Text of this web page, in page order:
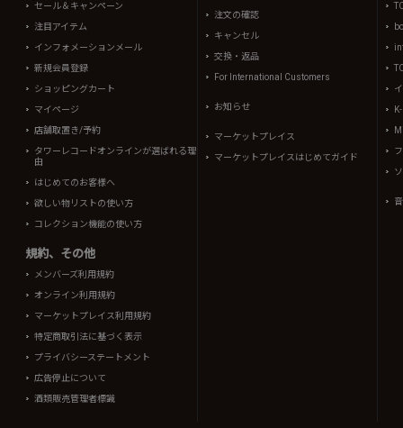
セール＆キャンペーン
注目アイテム
インフォメーションメール
新規会員登録
ショッピングカート
マイページ
店舗取置き/予約
タワーレコードオンラインが選ばれる理
由
はじめてのお客様へ
欲しい物リストの使い方
コレクション機能の使い方
規約、その他
メンバーズ利用規約
オンライン利用規約
マーケットプレイス利用規約
特定商取引法に基づく表示
プライバシーステートメント
広告停止について
酒類販売管理者標識
注文の確認
キャンセル
交換・返品
For International Customers
お知らせ
マーケットプレイス
マーケットプレイスはじめてガイド